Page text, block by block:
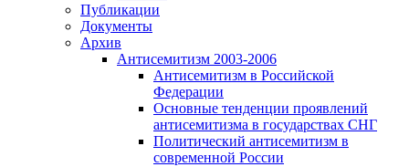
Публикации
Документы
Архив
Антисемитизм 2003-2006
Антисемитизм в Российской
Федерации
Основные тенденции проявлений
антисемитизма в государствах СНГ
Политический антисемитизм в
современной России